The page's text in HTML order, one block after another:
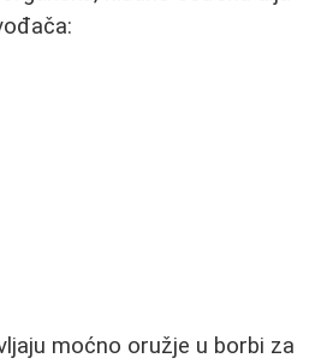
moćno oružje u borbi za